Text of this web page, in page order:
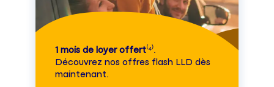
1 mois de loyer offert⁽⁴⁾.
Découvrez nos offres flash LLD dès
maintenant.